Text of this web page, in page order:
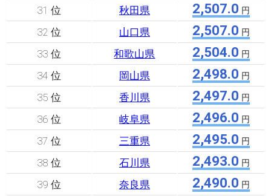
31 位 秋田県 2,507.0 円
32 位 山口県 2,507.0 円
33 位 和歌山県 2,504.0 円
34 位 岡山県 2,498.0 円
35 位 香川県 2,497.0 円
36 位 岐阜県 2,496.0 円
37 位 三重県 2,495.0 円
38 位 石川県 2,493.0 円
39 位 奈良県 2,490.0 円